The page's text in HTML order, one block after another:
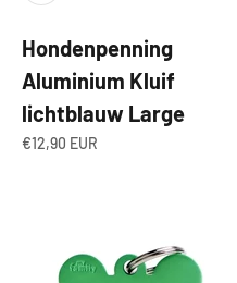
Hondenpenning
Aluminium Kluif
lichtblauw Large
Aanbiedingsprijs
€12,90 EUR